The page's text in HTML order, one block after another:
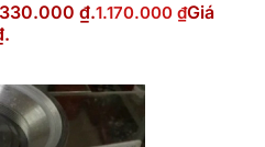
₫.1.170.000 ₫Giá